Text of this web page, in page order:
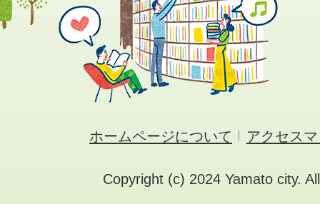
ホームページについて アクセス
Copyright (c) 2024 Yamato city.